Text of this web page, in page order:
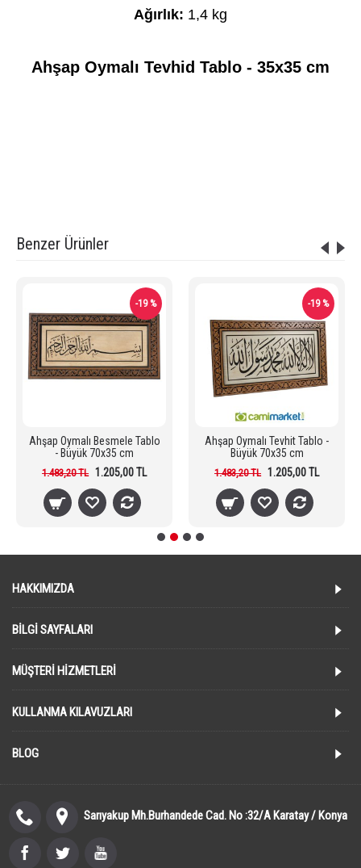
Ağırlık: 1,4 kg
Ahşap Oymalı Tevhid Tablo - 35x35 cm
Benzer Ürünler
-19 %
Ahşap Oymalı Besmele Tablo
- Büyük 70x35 cm
1.483,20 TL 1.205,00 TL
-19 %
Ahşap Oymalı Tevhit Tablo -
Büyük 70x35 cm
1.483,20 TL 1.205,00 TL
HAKKIMIZDA
BILGI SAYFALARI
MÜŞTERI HIZMETLERI
KULLANMA KILAVUZLARI
BLOG
Sarıyakup Mh.Burhandede Cad. No :32/A Karatay / Konya